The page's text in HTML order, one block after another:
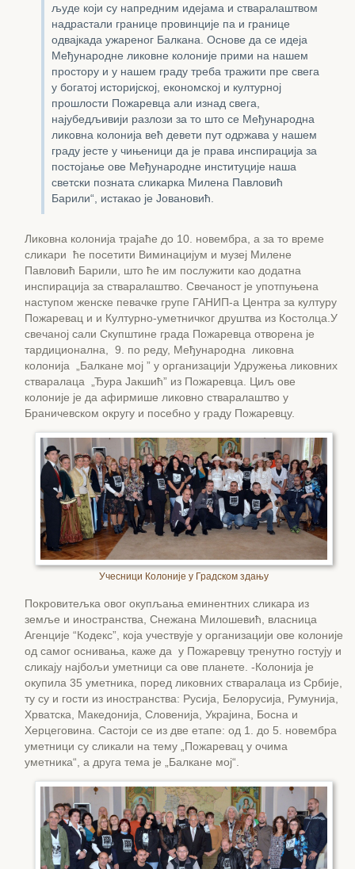
људе који су напредним идејама и стваралаштвом
надрастали границе провинције па и границе
одвајкада ужареног Балкана. Основе да се идеја
Међународне ликовне колоније прими на нашем
простору и у нашем граду треба тражити пре свега
у богатој историјској, економској и културној
прошлости Пожаревца али изнад свега,
најубедљивији разлози за то што се Међународна
ликовна колонија већ девети пут одржава у нашем
граду јесте у чињеници да је права инспирација за
постојање ове Међународне институције наша
светски позната сликарка Милена Павловић
Барили“, истакао је Јовановић.
Ликовна колонија трајаће до 10. новембра, а за то време
сликари ће посетити Виминацијум и музеј Милене
Павловић Барили, што ће им послужити као додатна
инспирација за стваралаштво. Свечаност је употпуњена
наступом женске певачке групе ГАНИП-а Центра за културу
Пожаревац и и Културно-уметничког друштва из Костолца.У
свечаној сали Скупштине града Пожаревца отворена је
тардиционална, 9. по реду, Међународна ликовна
колонија „Балкане мој ” у организацији Удружења ликовних
стваралаца „Ђура Јакшић” из Пожаревца. Циљ ове
колоније је да афирмише ликовно стваралаштво у
Браничевском округу и посебно у граду Пожаревцу.
Учесници Колоније у Градском здању
Покровитељка овог окупљања еминентних сликара из
земље и иностранства, Снежана Милошевић, власница
Агенције “Кодекс”, која учествује у организацији ове колоније
од самог оснивања, каже да у Пожаревцу тренутно гостују и
сликају најбољи уметници са ове планете. -Колонија је
окупила 35 уметника, поред ликовних стваралаца из Србије,
ту су и гости из иностранства: Русија, Белорусија, Румунија,
Хрватска, Македонија, Словенија, Украјина, Босна и
Херцеговина. Састоји се из две етапе: од 1. до 5. новембра
уметници су сликали на тему „Пожаревац у очима
уметника“, а друга тема је „Балкане мој“.